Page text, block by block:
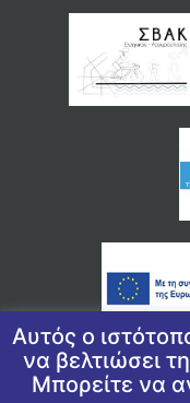
© 2026
Αυτός ο
να βελτιώσει
Μπορείτε να